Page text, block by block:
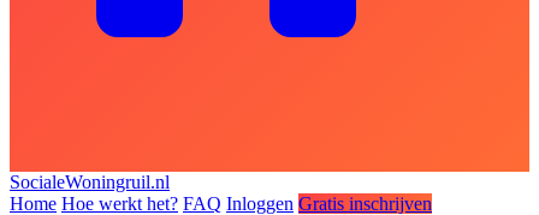
SocialeWoningruil.nl
Home Hoe werkt het? FAQ Inloggen Gratis inschrijven